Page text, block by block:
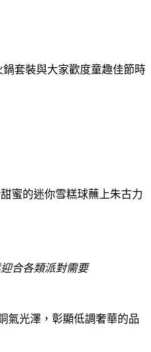
鍋套裝與大家歡度童趣佳節時
蜜的迷你雪糕球蘸上朱古力
合各類派對需要
氣光澤，彰顯低調奢華的品